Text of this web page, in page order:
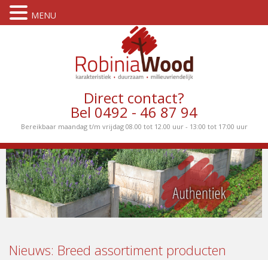
Direct contact?
Bel 0492 - 46 87 94
Bereikbaar maandag t/m vrijdag 08.00 tot 12.00 uur - 13:00 tot 17:00 uur
Nieuws: Breed assortiment producten
MENU